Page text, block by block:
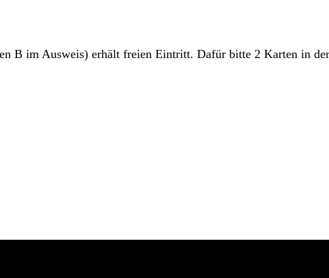
B im Ausweis) erhält freien Eintritt. Dafür bitte 2 Karten in